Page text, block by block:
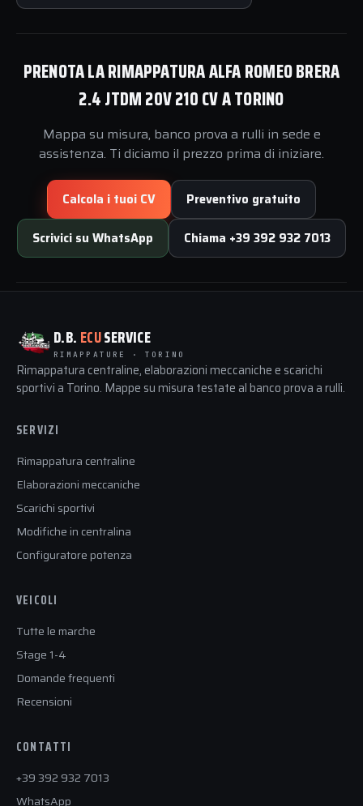
PRENOTA LA RIMAPPATURA ALFA ROMEO BRERA
2.4 JTDM 20V 210 CV A TORINO
Mappa su misura, banco prova a rulli in sede e
assistenza. Ti diciamo il prezzo prima di iniziare.
Calcola i tuoi CV Preventivo gratuito
Scrivici su WhatsApp Chiama +39 392 932 7013
D.B. ECUSERVICE
RIMAPPATURE · TORINO
Rimappatura centraline, elaborazioni meccaniche e scarichi
sportivi a Torino. Mappe su misura testate al banco prova a rulli.
SERVIZI
Rimappatura centraline
Elaborazioni meccaniche
Scarichi sportivi
Modifiche in centralina
Configuratore potenza
VEICOLI
Tutte le marche
Stage 1-4
Domande frequenti
Recensioni
CONTATTI
+39 392 932 7013
WhatsApp